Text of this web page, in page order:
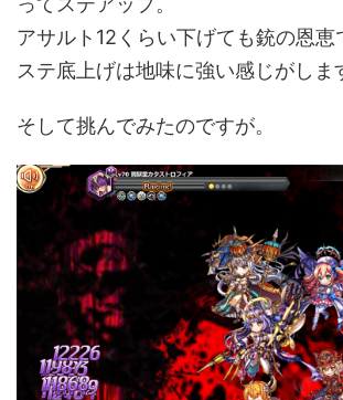
アサルト12くらい下げても銃の恩恵
ステ底上げは地味に強い感じがしま
そして挑んでみたのですが。